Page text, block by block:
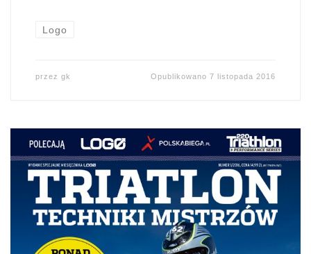
Logo
przez gk Opublikowano7 listopada 2016